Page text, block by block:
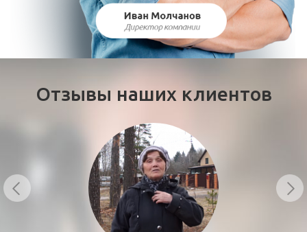
Отзывы наших клиентов